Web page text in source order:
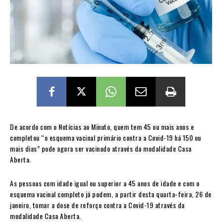
De acordo com o Notícias ao Minuto, quem tem 45 ou mais anos e
completou “o esquema vacinal primário contra a Covid-19 há 150 ou
mais dias” pode agora ser vacinado através da modalidade Casa
Aberta.
As pessoas com idade igual ou superior a 45 anos de idade e com o
esquema vacinal completo já podem, a partir desta quarta-feira, 26 de
janeiro, tomar a dose de reforço contra a Covid-19 através da
modalidade Casa Aberta.